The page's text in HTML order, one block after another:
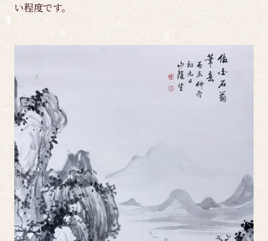
い程度です。